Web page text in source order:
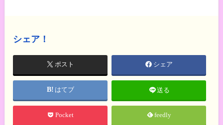
シェア！
ポスト シェア
はてブ 送る
Pocket feedly